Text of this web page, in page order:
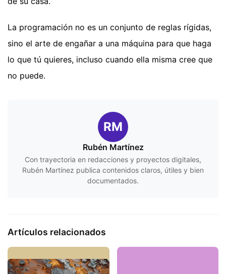
La programación no es un conjunto de reglas rígidas,
sino el arte de engañar a una máquina para que haga
lo que tú quieres, incluso cuando ella misma cree que
no puede.
RM
Rubén Martínez
Con trayectoria en redacciones y proyectos digitales,
Rubén Martínez publica contenidos claros, útiles y bien
documentados.
Artículos relacionados